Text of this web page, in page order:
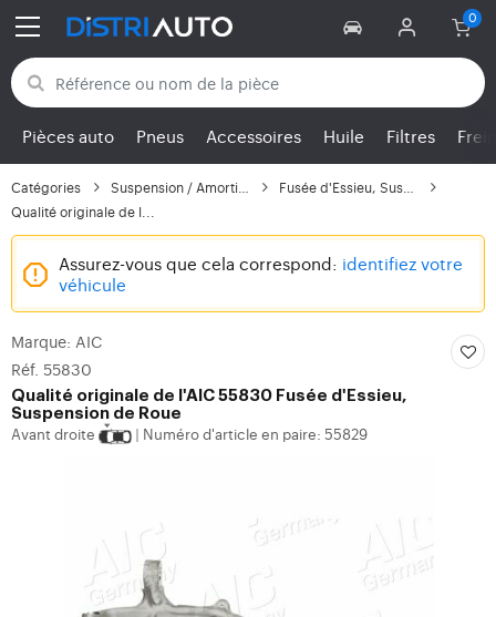
Retour aux catégories
Pièces auto Pneus Accessoires Huile Filtres
Catégories
Qualité originale de l...
Assurez-vous que cela correspond: identifiez votre
véhicule
Marque: AIC
Réf. 55830
Qualité originale de l'AIC 55830 Fusée d'Essieu,
Suspension de Roue
Avant droite Numéro d'article en paire: 55829